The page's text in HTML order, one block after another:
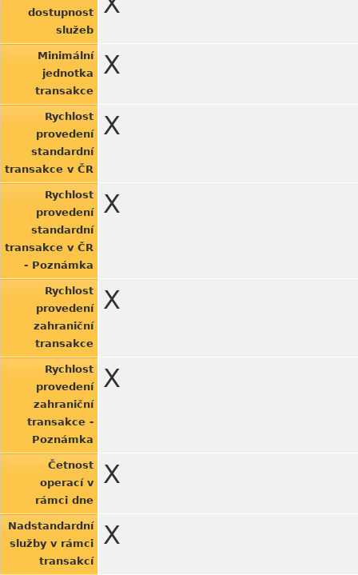
dostupnost
služeb
Minimální
jednotka
transakce
X
Rychlost
provedení
standardní
transakce v ČR
X
Rychlost
provedení
standardní
transakce v ČR
- Poznámka
X
Rychlost
provedení
zahraniční
transakce
X
Rychlost
provedení
zahraniční
transakce -
Poznámka
X
Četnost
operací v
rámci dne
X
Nadstandardní
služby v rámci
transakcí
X